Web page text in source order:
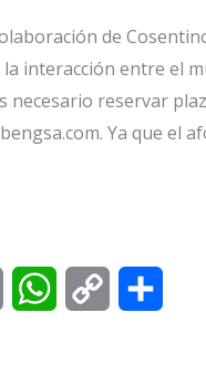
de
interacción entre el
necesario reservar
Ya que el
W